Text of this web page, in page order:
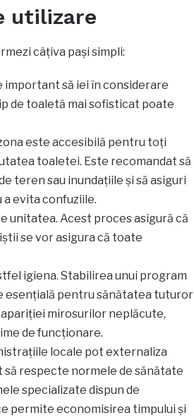
utilizare
câțiva pași simpli:
important să iei în considerare
de toaletă mai sofisticat poate
este accesibilă pentru toți
toaletei. Este recomandat să
teren sau inundațiile și să asiguri
evita confuziile.
unitatea. Acest proces asigură că
se vor asigura că toate
igiena. Stabilirea unui program
esențială pentru sănătatea tuturor
mirosurilor neplăcute,
de funcționare.
locale pot externaliza
respecte normele de sănătate
specializate dispun de
permite economisirea timpului și